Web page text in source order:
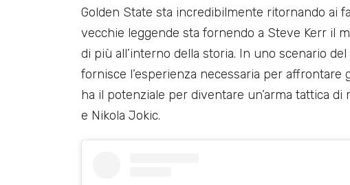
Golden State sta incredibilmente ritornando ai
vecchie leggende sta fornendo a Steve Kerr il
di più all’interno della storia. In uno scenario
fornisce l’esperienza necessaria per
ha il potenziale per diventare un’arma tattica
e Nikola Jokic.